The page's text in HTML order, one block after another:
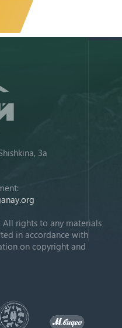
3a
All rights to any materials
in accordance with
on copyright and